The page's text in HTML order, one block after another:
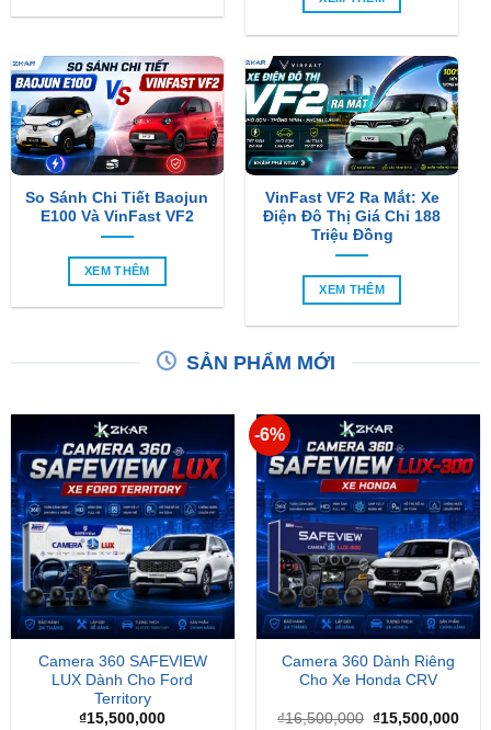
So Sánh Chi Tiết Baojun
E100 Và VinFast VF2
XEM THÊM
VinFast VF2 Ra Mắt: Xe
Điện Đô Thị Giá Chỉ 188
Triệu Đồng
XEM THÊM
SẢN PHẨM MỚI
Camera 360 SAFEVIEW
LUX Dành Cho Ford
Territory
₫15,500,000
Camera 360 Dành Riêng
Cho Xe Honda CRV
₫16,500,000 Giá
gốc
là:
₫15,500,000